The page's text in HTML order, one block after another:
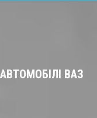
ВАЗ